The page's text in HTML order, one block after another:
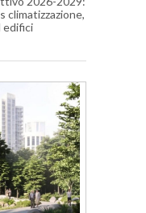
climatizzazione,
edifici